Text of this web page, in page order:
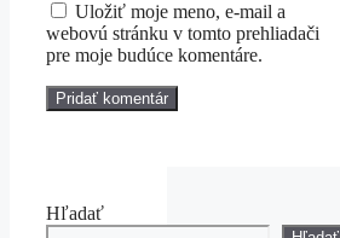
Uložiť moje meno, e-mail a
webovú stránku v tomto prehliadači
pre moje budúce komentáre.
Hľadať